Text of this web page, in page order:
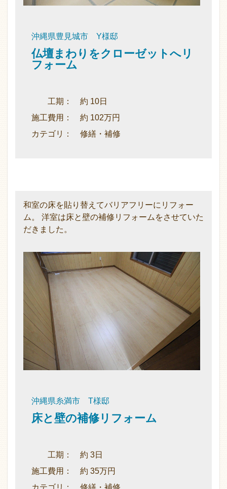
沖縄県豊見城市 Y様邸
仏壇まわりをクローゼットへリ
フォーム
工期： 約 10日
施工費用： 約 102万円
カテゴリ： 修繕・補修
和室の床を貼り替えてバリアフリーにリフォー
ム。 洋室は床と壁の補修リフォームをさせていた
だきました。
沖縄県糸満市 T様邸
床と壁の補修リフォーム
工期： 約 3日
施工費用： 約 35万円
カテゴリ： 修繕・補修